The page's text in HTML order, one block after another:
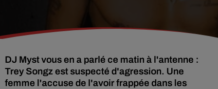
DJ Myst vous en a parlé ce matin à l'antenne :
Trey Songz est suspecté d'agression. Une
femme l'accuse de l'avoir frappée dans les